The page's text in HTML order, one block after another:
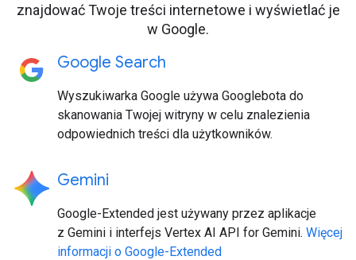
znajdować Twoje treści internetowe i wyświetlać je
w Google.
Google Search
Wyszukiwarka Google używa Googlebota do
skanowania Twojej witryny w celu znalezienia
odpowiednich treści dla użytkowników.
Gemini
Google-Extended jest używany przez aplikacje
z Gemini i interfejs Vertex AI API for Gemini. Więcej
informacji o Google-Extended